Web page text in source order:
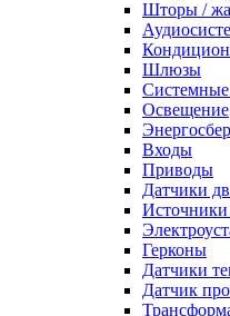
Шторы /
Шлюзы
Системные
Освещение
Входы
Приводы
Датчики
Герконы
Датчики
Датчик